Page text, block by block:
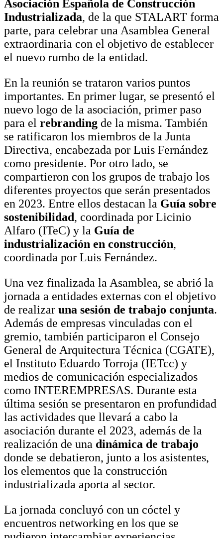
Asociación Española de Construcción
Industrializada, de la que STALART forma
parte, para celebrar una Asamblea General
extraordinaria con el objetivo de establecer
el nuevo rumbo de la entidad.
En la reunión se trataron varios puntos
importantes. En primer lugar, se presentó el
nuevo logo de la asociación, primer paso
para el rebranding de la misma. También
se ratificaron los miembros de la Junta
Directiva, encabezada por Luis Fernández
como presidente. Por otro lado, se
compartieron con los grupos de trabajo los
diferentes proyectos que serán presentados
en 2023. Entre ellos destacan la Guía sobre
sostenibilidad, coordinada por Licinio
Alfaro (ITeC) y la Guía de
industrialización en construcción,
coordinada por Luis Fernández.
Una vez finalizada la Asamblea, se abrió la
jornada a entidades externas con el objetivo
de realizar una sesión de trabajo conjunta.
Además de empresas vinculadas con el
gremio, también participaron el Consejo
General de Arquitectura Técnica (CGATE),
el Instituto Eduardo Torroja (IETcc) y
medios de comunicación especializados
como INTEREMPRESAS. Durante esta
última sesión se presentaron en profundidad
las actividades que llevará a cabo la
asociación durante el 2023, además de la
realización de una dinámica de trabajo
donde se debatieron, junto a los asistentes,
los elementos que la construcción
industrializada aporta al sector.
La jornada concluyó con un cóctel y
encuentros networking en los que se